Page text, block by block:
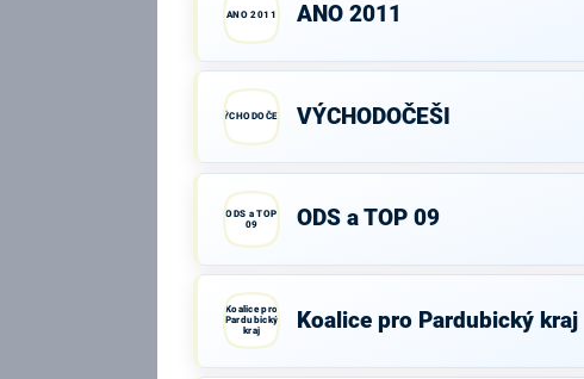
ANO 2011 ANO 2011
VÝCHODOČEŠI VÝCHODOČEŠI
ODS a TOP
09
ODS a TOP 09
Koalice pro
Pardubický
kraj
Koalice pro Pardubický kraj